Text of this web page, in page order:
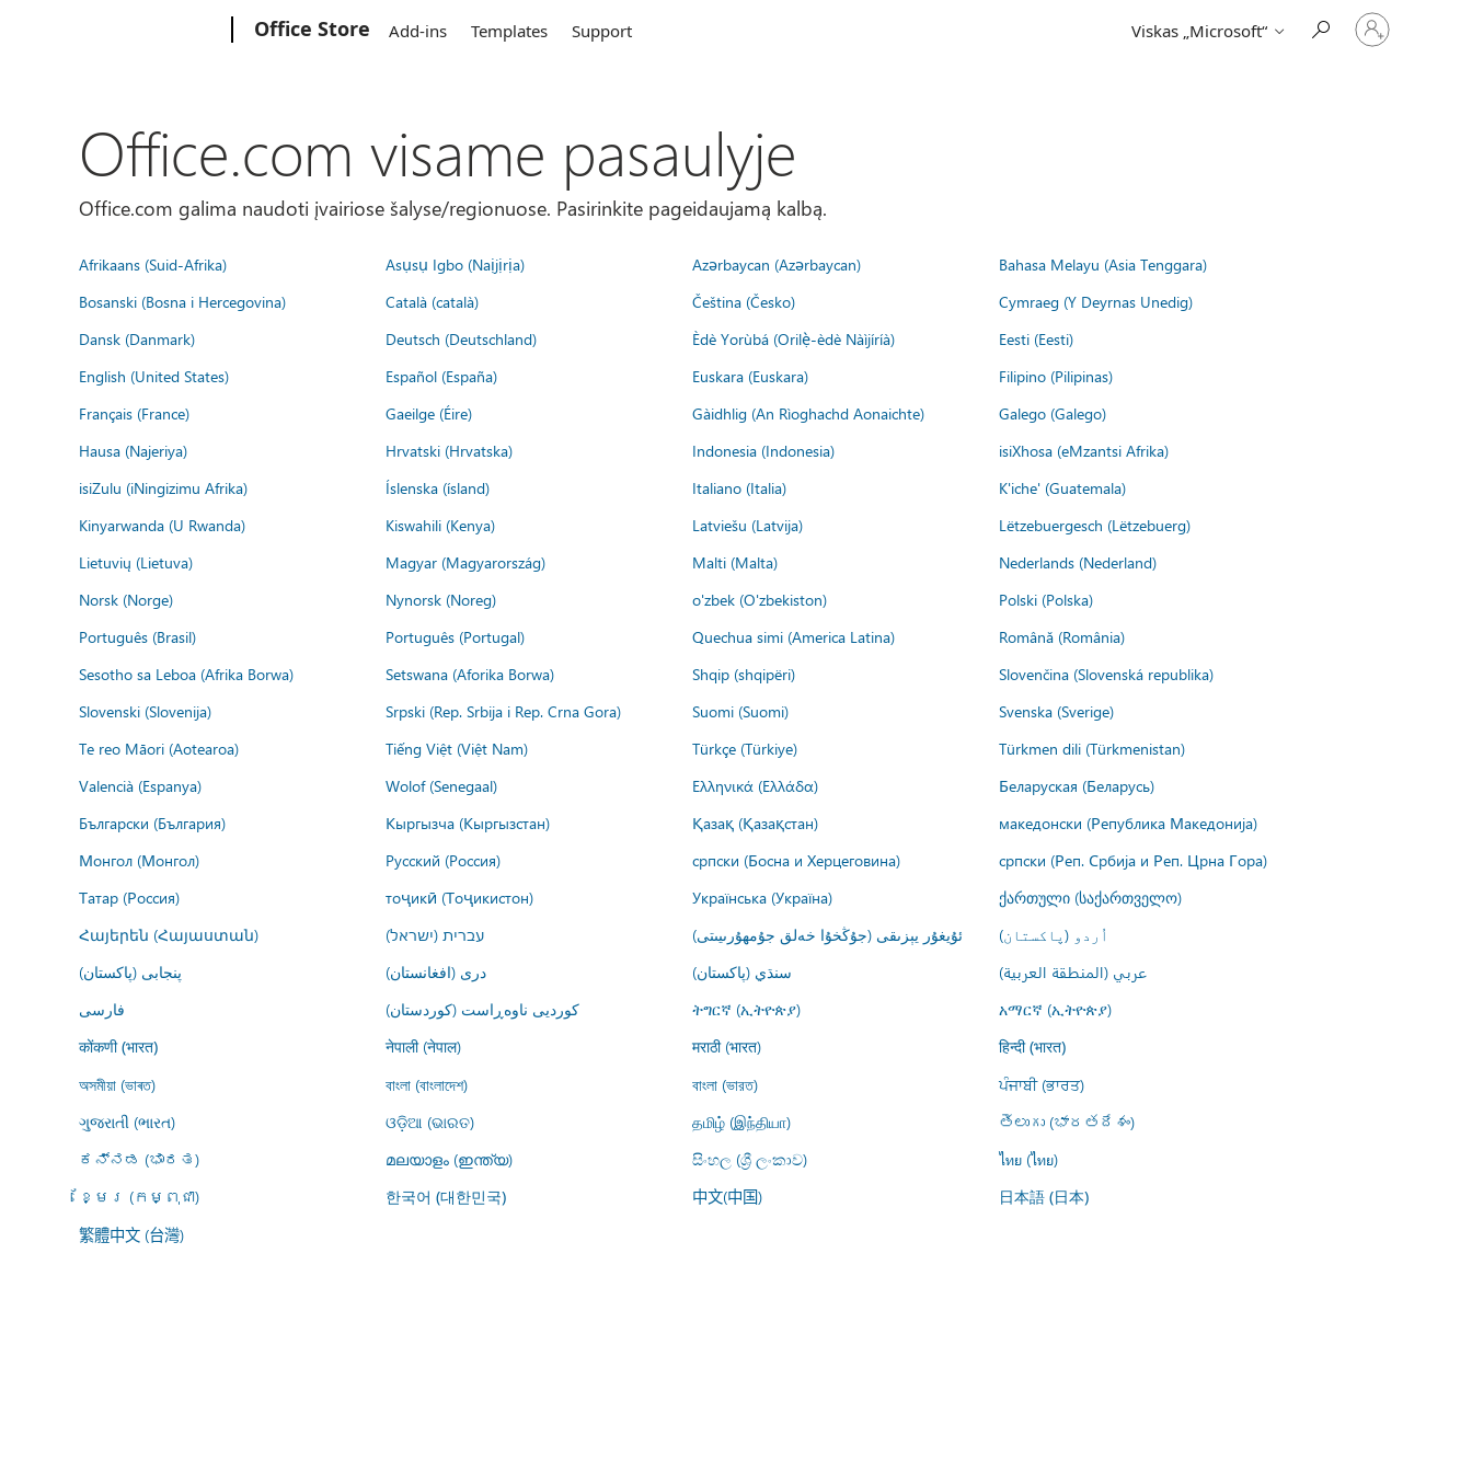
Office Store Add-ins Templates Support Viskas „Microsoft“
Prisijunkite
prie
paskyros
Office.com visame pasaulyje
Office.com galima naudoti įvairiose šalyse/regionuose. Pasirinkite pageidaujamą kalbą.
Afrikaans (Suid-Afrika) Asụsụ Igbo (Naịjịrịa) Azərbaycan (Azərbaycan)
Bahasa Melayu (Asia Tenggara)
Bosanski (Bosna i Hercegovina)
Català (català) Čeština (Česko)
Cymraeg (Y Deyrnas Unedig)
Dansk (Danmark)
Deutsch (Deutschland) Èdè Yorùbá (Orilẹ̀-èdè Nàìjíríà)
Eesti (Eesti)
English (United States)
Español (España) Euskara (Euskara)
Filipino (Pilipinas)
Français (France)
Gaeilge (Éire) Gàidhlig (An Rìoghachd Aonaichte)
Galego (Galego)
Hausa (Najeriya)
Hrvatski (Hrvatska) Indonesia (Indonesia)
isiXhosa (eMzantsi Afrika)
isiZulu (iNingizimu Afrika)
Íslenska (ísland) Italiano (Italia)
K'iche' (Guatemala)
Kinyarwanda (U Rwanda)
Kiswahili (Kenya) Latviešu (Latvija)
Lëtzebuergesch (Lëtzebuerg)
Lietuvių (Lietuva)
Magyar (Magyarország) Malti (Malta)
Nederlands (Nederland)
Norsk (Norge)
Nynorsk (Noreg) o'zbek (O'zbekiston)
Polski (Polska)
Português (Brasil)
Português (Portugal) Quechua simi (America Latina)
Română (România)
Sesotho sa Leboa (Afrika Borwa)
Setswana (Aforika Borwa) Shqip (shqipëri)
Slovenčina (Slovenská republika)
Slovenski (Slovenija)
Srpski (Rep. Srbija i Rep. Crna Gora) Suomi (Suomi)
Svenska (Sverige)
Te reo Māori (Aotearoa)
Tiếng Việt (Việt Nam) Türkçe (Türkiye)
Türkmen dili (Türkmenistan)
Valencià (Espanya)
Wolof (Senegaal) Ελληνικά (Ελλάδα)
Беларуская (Беларусь)
Български (България)
Кыргызча (Кыргызстан) Қазақ (Қазақстан)
македонски (Република Македонија)
Монгол (Монгол)
Русский (Россия) српски (Босна и Херцеговина)
српски (Реп. Србија и Реп. Црна Гора)
Татар (Россия)
тоҷикӣ (Тоҷикистон) Українська (Україна)
ქართული (საქართველო)
Հայերեն (Հայաստան)
עברית (ישראל) ئۇيغۇر يېزىقى (جۇڭخۇا خەلق جۇمھۇرىيىتى)
اُردو (پاکستان)
پنجابی (پاکستان)
درى (افغانستان) سنڌي (پاکستان)
عربي (المنطقة العربية)
فارسى
کوردیی ناوەڕاست (کوردستان) ትግርኛ (ኢትዮጵያ) አማርኛ (ኢትዮጵያ)
कोंकणी (भारत) नेपाली (नेपाल) मराठी (भारत) हिन्दी (भारत)
অসমীয়া (ভাৰত) বাংলা (বাংলাদেশ) বাংলা (ভারত)
ਪੰਜਾਬੀ (ਭਾਰਤ)
ગુજરાતી (ભારત)
ଓଡ଼ିଆ (ଭାରତ) தமிழ் (இந்தியா)
తెలుగు (భారతదేశం)
ಕನ್ನಡ (ಭಾರತ)
മലയാളം (ഇന്ത്യ) සිංහල (ශ්‍රී ලංකාව)
ไทย (ไทย)
ខ្មែរ (កម្ពុជា)
한국어 (대한민국) 中文(中国) 日本語 (日本)
繁體中文 (台灣)